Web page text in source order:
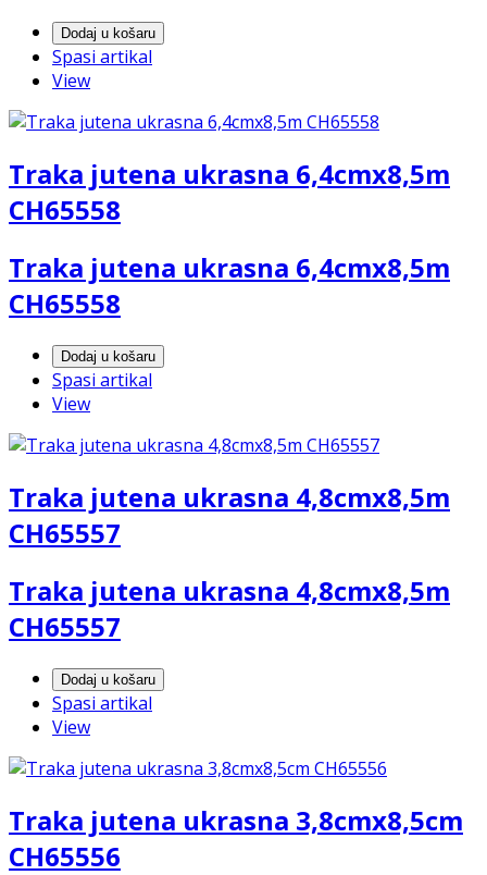
Dodaj u košaru
Spasi artikal
View
Traka jutena ukrasna 6,4cmx8,5m
CH65558
Traka jutena ukrasna 6,4cmx8,5m
CH65558
Dodaj u košaru
Spasi artikal
View
Traka jutena ukrasna 4,8cmx8,5m
CH65557
Traka jutena ukrasna 4,8cmx8,5m
CH65557
Dodaj u košaru
Spasi artikal
View
Traka jutena ukrasna 3,8cmx8,5cm
CH65556